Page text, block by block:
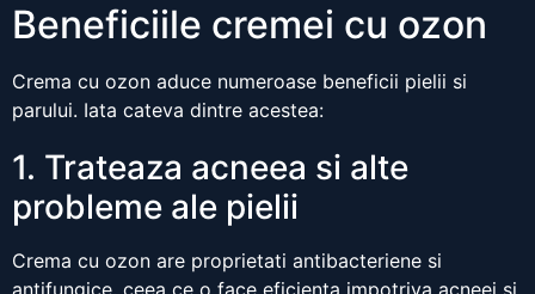
Beneficiile cremei cu ozon
Crema cu ozon aduce numeroase beneficii pielii si
parului. Iata cateva dintre acestea:
1. Trateaza acneea si alte
probleme ale pielii
Crema cu ozon are proprietati antibacteriene si